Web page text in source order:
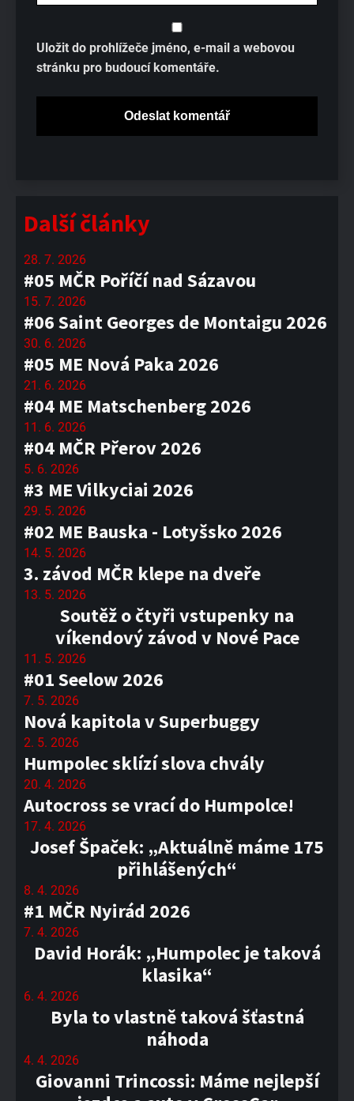
Uložit do prohlížeče jméno, e-mail a webovou
stránku pro budoucí komentáře.
Další články
28. 7. 2026
#05 MČR Poříčí nad Sázavou
15. 7. 2026
#06 Saint Georges de Montaigu 2026
30. 6. 2026
#05 ME Nová Paka 2026
21. 6. 2026
#04 ME Matschenberg 2026
11. 6. 2026
#04 MČR Přerov 2026
5. 6. 2026
#3 ME Vilkyciai 2026
29. 5. 2026
#02 ME Bauska - Lotyšsko 2026
14. 5. 2026
3. závod MČR klepe na dveře
13. 5. 2026
Soutěž o čtyři vstupenky na
víkendový závod v Nové Pace
11. 5. 2026
#01 Seelow 2026
7. 5. 2026
Nová kapitola v Superbuggy
2. 5. 2026
Humpolec sklízí slova chvály
20. 4. 2026
Autocross se vrací do Humpolce!
17. 4. 2026
Josef Špaček: „Aktuálně máme 175
přihlášených“
8. 4. 2026
#1 MČR Nyirád 2026
7. 4. 2026
David Horák: „Humpolec je taková
klasika“
6. 4. 2026
Byla to vlastně taková šťastná
náhoda
4. 4. 2026
Giovanni Trincossi: Máme nejlepší